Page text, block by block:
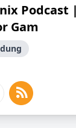
Podcast
Gam